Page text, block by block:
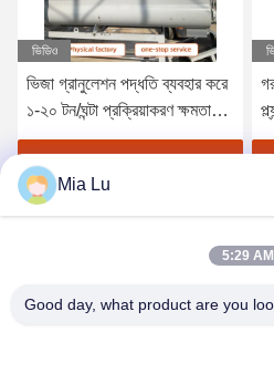
ভিডিও
ভিজা গ্রানুলেশন পদ্ধতি ব্যবহার করে
১-২০ টন/ঘন্টা প্রক্রিয়াকরণ ক্ষমতা
সম্পন্ন জৈব সার গ্রানুল মেশিন এবং
বিদেশী সেবার জন্য প্রকৌশলী
উপলব্ধMia Lu
5:29 AM
Good day, what product are you